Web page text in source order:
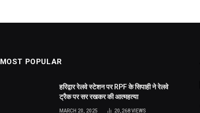
MOST POPULAR
हरिद्वार रेलवे स्टेशन पर RPF के सिपाही ने रेलवे
ट्रैक पर सर रखकर की आत्महत्या
MARCH 20, 2025 20,268VIEWS